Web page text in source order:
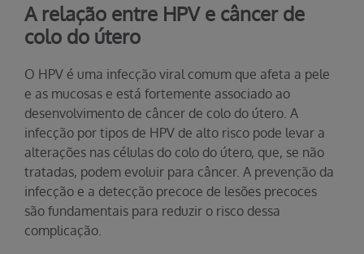
A relação entre HPV e câncer de
colo do útero
O HPV é uma infecção viral comum que afeta a pele
e as mucosas e está fortemente associado ao
desenvolvimento de câncer de colo do útero. A
infecção por tipos de HPV de alto risco pode levar a
alterações nas células do colo do útero, que, se não
tratadas, podem evoluir para câncer. A prevenção da
infecção e a detecção precoce de lesões precoces
são fundamentais para reduzir o risco dessa
complicação.